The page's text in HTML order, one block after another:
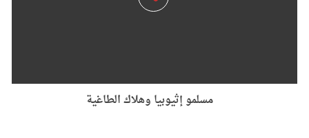
مسلمو إثيوبيا وهلاك الطاغية